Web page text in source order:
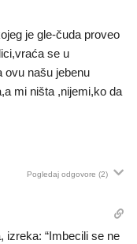
je gle-čuda proveo
se u
ovu našu jebenu
mi ništa ,nijemi,ko da
Pogledaj odgovore (2)
izreka: “Imbecili se ne